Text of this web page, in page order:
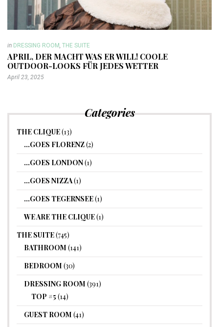
in DRESSING ROOM, THE SUITE
APRIL, DER MACHT WAS ER WILL! COOLE
OUTDOOR-LOOKS FÜR JEDES WETTER
April 23, 2025
Categories
THE CLIQUE(13)
…GOES FLORENZ(2)
…GOES LONDON(1)
…GOES NIZZA(1)
…GOES TEGERNSEE(1)
WE ARE THE CLIQUE(1)
THE SUITE(745)
BATHROOM (141)
BEDROOM (30)
DRESSING ROOM (391)
TOP #5 (14)
GUEST ROOM (41)